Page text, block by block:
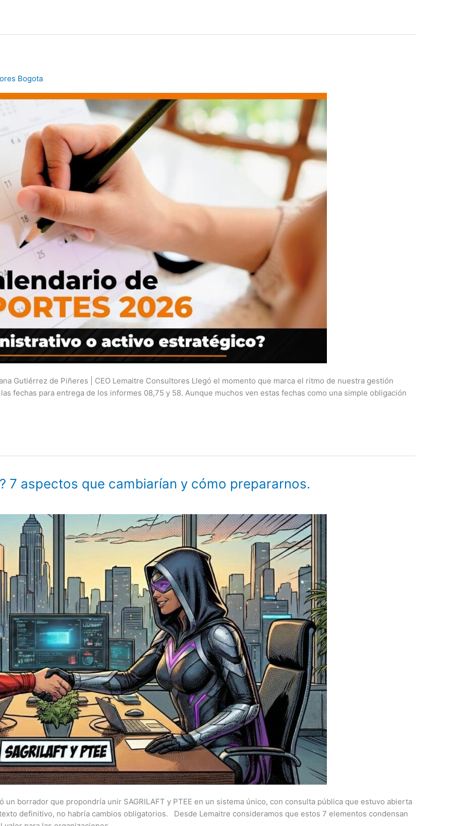
Bogota
Gutiérrez de Piñeres | CEO Lemaitre Consultores Llegó el momento que marca el ritmo de nuestra gestión
fechas para entrega de los informes 08,75 y 58. Aunque muchos ven estas fechas como una simple obligación
7 aspectos que cambiarían y cómo prepararnos.
borrador que propondría unir SAGRILAFT y PTEE en un sistema único, con consulta pública que estuvo abierta
definitivo, no habría cambios obligatorios. Desde Lemaitre consideramos que estos 7 elementos condensan